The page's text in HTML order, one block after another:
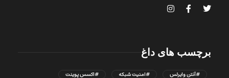
برچسب های داغ
#آنتن وایرلس #امنیت شبکه
#اکسس پوینت